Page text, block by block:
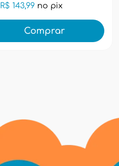
R$ 143,99 no pix
Comprar